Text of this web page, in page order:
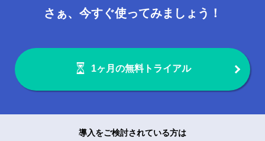
さぁ、今すぐ使ってみましょう！
1ヶ月の無料トライアル
導入をご検討されている方は